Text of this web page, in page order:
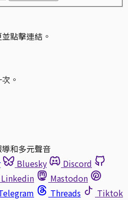
點擊連結。
。
和多元聲音
Bluesky
Discord
Linkedin
Mastodon
Threads
Tiktok